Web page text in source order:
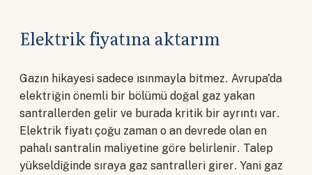
Elektrik fiyatına aktarım
Gazın hikayesi sadece ısınmayla bitmez. Avrupa'da
elektriğin önemli bir bölümü doğal gaz yakan
santrallerden gelir ve burada kritik bir ayrıntı var.
Elektrik fiyatı çoğu zaman o an devrede olan en
pahalı santralin maliyetine göre belirlenir. Talep
yükseldiğinde sıraya gaz santralleri girer. Yani gaz